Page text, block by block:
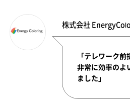
株式会社
「テレワーク
非常に効率のよ
ました」